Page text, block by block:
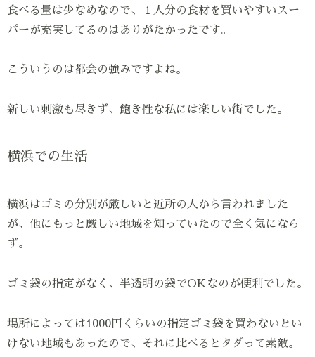
食べる量は少なめなので、１人分の食材を買いやすいスー
パーが充実してるのはありがたかったです。
こういうのは都会の強みですよね。
新しい刺激も尽きず、飽き性な私には楽しい街でした。
横浜での生活
横浜はゴミの分別が厳しいと近所の人から言われました
が、他にもっと厳しい地域を知っていたので全く気になら
ず。
ゴミ袋の指定がなく、半透明の袋でOKなのが便利でした。
場所によっては1000円くらいの指定ゴミ袋を買わないとい
けない地域もあったので、それに比べるとタダって素敵。